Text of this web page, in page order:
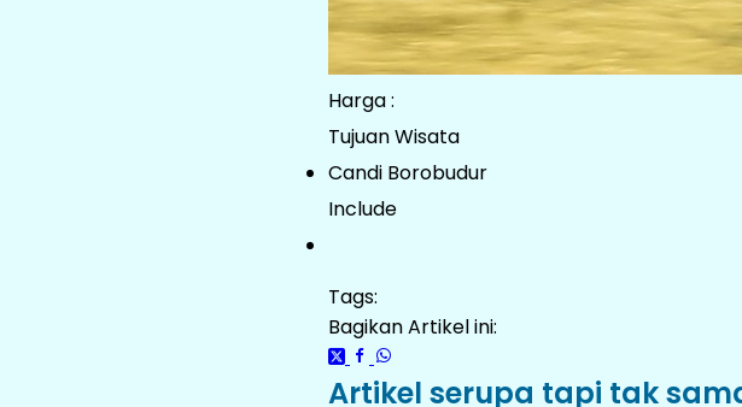
Harga :
Tujuan Wisata
Candi Borobudur
Include
Tags:
Bagikan Artikel ini:
Artikel serupa tapi tak